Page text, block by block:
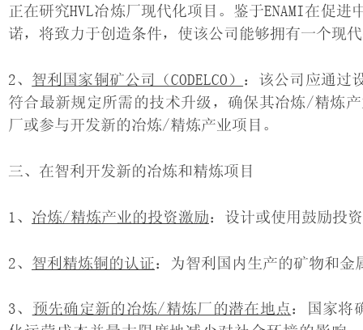
正在研究HVL冶炼厂现代化项目。鉴于ENAMI在促
诺，将致力于创造条件，使该公司能够拥有一个现
2、 智利国家铜矿公司（CODELCO） ：该公司应通过
符合最新规定所需的技术升级，确保其冶炼/精炼
厂或参与开发新的冶炼/精炼产业项目。
三、在智利开发新的冶炼和精炼项目
1、 冶炼/精炼产业的投资激励：设计或使用鼓励投
2、 智利精炼铜的认证：为智利国内生产的矿物和
3、 预先确定新的冶炼/精炼厂的潜在地点 ：国家将